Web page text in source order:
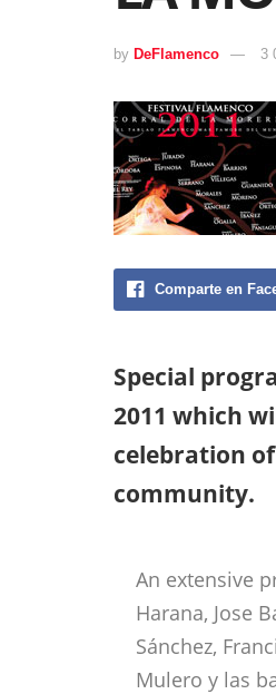
by DeFlamenco 3
Comparte en
Special
2011 which
celebration
community.
An extensive
Harana, Jose
Sánchez,
Mulero y las